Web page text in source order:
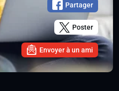
Partager
Poster
Envoyer à un ami